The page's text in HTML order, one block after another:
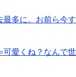
最多に。お前ら今
可愛くね？なんで